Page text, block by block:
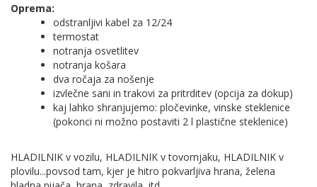
Oprema:
odstranljivi kabel za 12/24
termostat
notranja osvetlitev
notranja košara
dva ročaja za nošenje
izvlečne sani in trakovi za pritrditev (opcija za dokup)
kaj lahko shranjujemo: pločevinke, vinske steklenice
(pokonci ni možno postaviti 2 l plastične steklenice)
HLADILNIK v vozilu, HLADILNIK v tovornjaku, HLADILNIK v
plovilu...povsod tam, kjer je hitro pokvarljiva hrana, želena